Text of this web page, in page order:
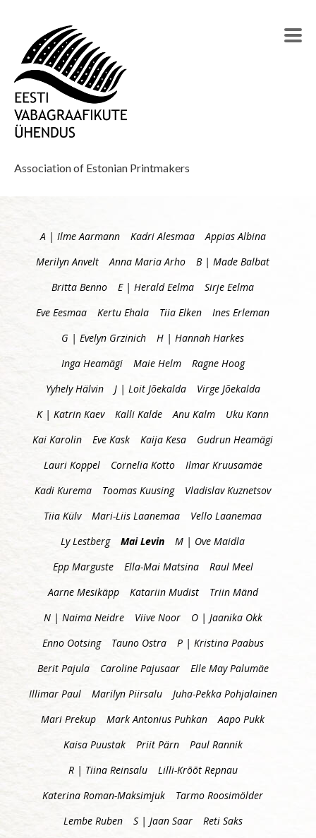
Association of Estonian Printmakers
A | Ilme Aarmann Kadri Alesmaa
Appias Albina
Merilyn Anvelt
Anna Maria Arho
B | Made Balbat
Britta Benno
E | Herald Eelma
Sirje Eelma
Eve Eesmaa
Kertu Ehala Tiia Elken
Ines Erleman
G | Evelyn Grzinich
H | Hannah Harkes
Inga Heamägi
Maie Helm
Ragne Hoog
Yyhely Hälvin
J | Loit Jõekalda
Virge Jõekalda
K | Katrin Kaev
Kalli Kalde Anu Kalm
Uku Kann
Kai Karolin
Eve Kask Kaija Kesa
Gudrun Heamägi
Lauri Koppel
Cornelia Kotto
Ilmar Kruusamäe
Kadi Kurema
Toomas Kuusing
Vladislav Kuznetsov
Tiia Külv
Mari-Liis Laanemaa
Vello Laanemaa
Ly Lestberg
Mai Levin
M | Ove Maidla
Epp Marguste
Ella-Mai Matsina
Raul Meel
Aarne Mesikäpp
Katariin Mudist
Triin Mänd
N | Naima Neidre
Viive Noor
O | Jaanika Okk
Enno Ootsing
Tauno Ostra
P | Kristina Paabus
Berit Pajula
Caroline Pajusaar
Elle May Palumäe
Illimar Paul
Marilyn Piirsalu
Juha-Pekka Pohjalainen
Mari Prekup
Mark Antonius Puhkan
Aapo Pukk
Kaisa Puustak
Priit Pärn
Paul Rannik
R | Tiina Reinsalu
Lilli-Krõõt Repnau
Katerina Roman-Maksimjuk
Tarmo Roosimölder
Lembe Ruben
S | Jaan Saar
Reti Saks